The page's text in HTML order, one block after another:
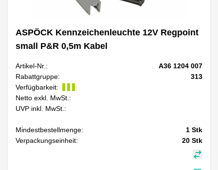
ASPÖCK Kennzeichenleuchte 12V Regpoint
small P&R 0,5m Kabel
Artikel-Nr.:
A36 1204 007
Rabattgruppe:
313
Verfügbarkeit:
Netto exkl. MwSt.:
UVP inkl. MwSt.:
Mindestbestellmenge: 1 Stk
Verpackungseinheit:
20 Stk